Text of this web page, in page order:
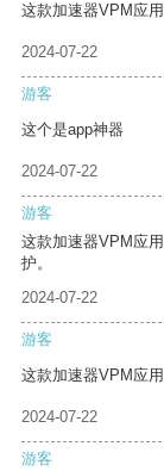
这款加速器VPM应
2024-07-22
游客
这个是app神器
2024-07-22
游客
这款加速器VPM应
护。
2024-07-22
游客
这款加速器VPM应
2024-07-22
游客